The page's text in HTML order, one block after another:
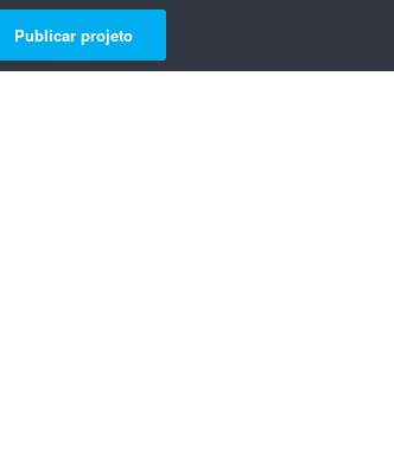
Publicar projeto